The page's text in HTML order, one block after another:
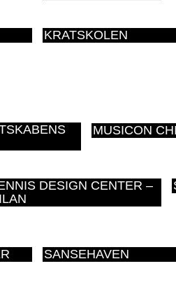
KRATSKOLEN
MUSICON
DESIGN CENTER –
SANSEHAVEN